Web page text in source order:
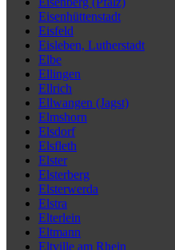
Eisenhüttenstadt
Eisfeld
Eisleben, Lutherstadt
Elbe
Ellingen
Ellrich
Ellwangen (Jagst)
Elmshorn
Elsdorf
Elsfleth
Elster
Elsterberg
Elsterwerda
Elstra
Elterlein
Eltmann
Eltville am Rhein